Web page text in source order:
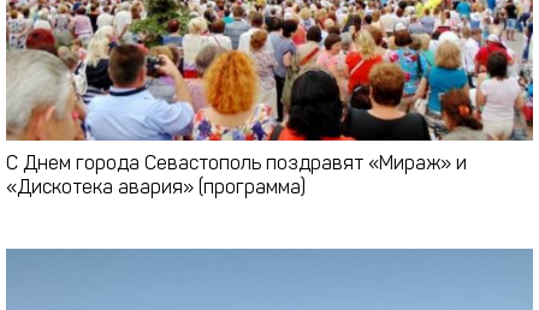
С Днем города Севастополь поздравят «Мираж» и
«Дискотека авария» (программа)